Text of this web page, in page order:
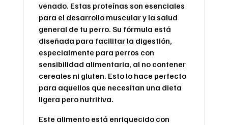
venado. Estas proteínas son esenciales
para el desarrollo muscular y la salud
general de tu perro. Su fórmula está
diseñada para facilitar la digestión,
especialmente para perros con
sensibilidad alimentaria, al no contener
cereales ni gluten. Esto lo hace perfecto
para aquellos que necesitan una dieta
ligera pero nutritiva.
Este alimento está enriquecido con